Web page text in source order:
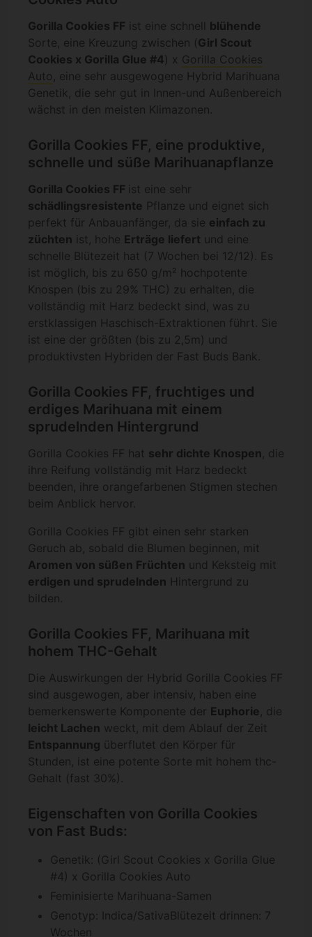
Gorilla Cookies FF ist eine schnell blühende
Sorte, eine Kreuzung zwischen ( Girl Scout
Cookies x Gorilla Glue #4) x Gorilla Cookies
Auto , eine sehr ausgewogene Hybrid Marihuana
Genetik, die sehr gut in Innen-und Außenbereich
wächst in den meisten Klimazonen.
Gorilla Cookies FF, eine produktive,
schnelle und süße Marihuanapflanze
Gorilla Cookies FF ist eine sehr
schädlingsresistente Pflanze und eignet sich
perfekt für Anbauanfänger, da sie einfach zu
züchten ist, hohe Erträge liefert und eine
schnelle Blütezeit hat (7 Wochen bei 12/12). Es
ist möglich, bis zu 650 g/m² hochpotente
Knospen (bis zu 29% THC) zu erhalten, die
vollständig mit Harz bedeckt sind, was zu
erstklassigen Haschisch-Extraktionen führt. Sie
ist eine der größten (bis zu 2,5m) und
produktivsten Hybriden der Fast Buds Bank.
Gorilla Cookies FF, fruchtiges und
erdiges Marihuana mit einem
sprudelnden Hintergrund
Gorilla Cookies FF hat sehr dichte Knospen, die
ihre Reifung vollständig mit Harz bedeckt
beenden, ihre orangefarbenen Stigmen stechen
beim Anblick hervor.
Gorilla Cookies FF gibt einen sehr starken
Geruch ab, sobald die Blumen beginnen, mit
Aromen von süßen Früchten und Keksteig mit
erdigen und sprudelnden Hintergrund zu
bilden.
Gorilla Cookies FF, Marihuana mit
hohem THC-Gehalt
Die Auswirkungen der Hybrid Gorilla Cookies FF
sind ausgewogen, aber intensiv, haben eine
bemerkenswerte Komponente der Euphorie, die
leicht Lachen weckt, mit dem Ablauf der Zeit
Entspannung überflutet den Körper für
Stunden, ist eine potente Sorte mit hohem thc-
Gehalt (fast 30%).
Eigenschaften von Gorilla Cookies
von Fast Buds:
Genetik: (Girl Scout Cookies x Gorilla Glue
#4) x Gorilla Cookies Auto
Feminisierte Marihuana-Samen
Genotyp: Indica/SativaBlütezeit drinnen: 7
Wochen